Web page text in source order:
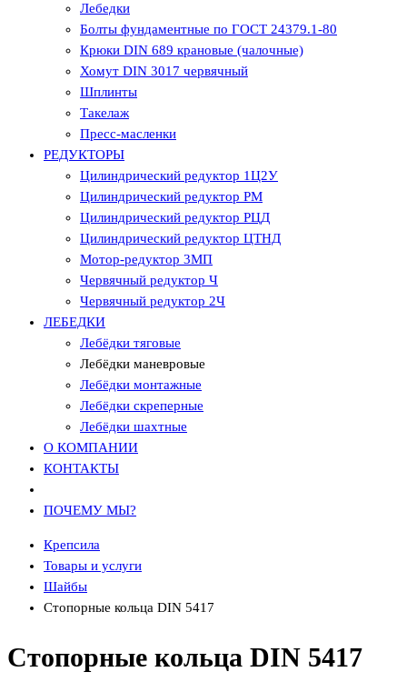
Лебедки
Болты фундаментные по ГОСТ 24379.1-80
Крюки DIN 689 крановые (чалочные)
Хомут DIN 3017 червячный
Шплинты
Такелаж
Пресс-масленки
РЕДУКТОРЫ
Цилиндрический редуктор 1Ц2У
Цилиндрический редуктор РМ
Цилиндрический редуктор РЦД
Цилиндрический редуктор ЦТНД
Мотор-редуктор 3МП
Червячный редуктор Ч
Червячный редуктор 2Ч
ЛЕБЕДКИ
Лебёдки тяговые
Лебёдки маневровые
Лебёдки монтажные
Лебёдки скреперные
Лебёдки шахтные
О КОМПАНИИ
КОНТАКТЫ
ПОЧЕМУ МЫ?
Крепсила
Товары и услуги
Шайбы
Стопорные кольца DIN 5417
Стопорные кольца DIN 5417